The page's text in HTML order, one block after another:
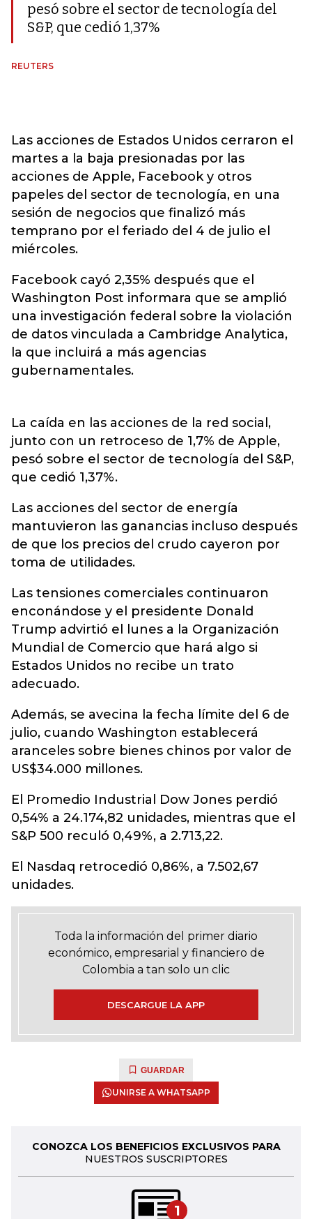
pesó sobre el sector de tecnología del
S&P, que cedió 1,37%
REUTERS
Las acciones de Estados Unidos cerraron el
martes a la baja presionadas por las
acciones de Apple, Facebook y otros
papeles del sector de tecnología, en una
sesión de negocios que finalizó más
temprano por el feriado del 4 de julio el
miércoles.
Facebook cayó 2,35% después que el
Washington Post informara que se amplió
una investigación federal sobre la violación
de datos vinculada a Cambridge Analytica,
la que incluirá a más agencias
gubernamentales.
La caída en las acciones de la red social,
junto con un retroceso de 1,7% de Apple,
pesó sobre el sector de tecnología del S&P,
que cedió 1,37%.
Las acciones del sector de energía
mantuvieron las ganancias incluso después
de que los precios del crudo cayeron por
toma de utilidades.
Las tensiones comerciales continuaron
enconándose y el presidente Donald
Trump advirtió el lunes a la Organización
Mundial de Comercio que hará algo si
Estados Unidos no recibe un trato
adecuado.
Además, se avecina la fecha límite del 6 de
julio, cuando Washington establecerá
aranceles sobre bienes chinos por valor de
US$34.000 millones.
El Promedio Industrial Dow Jones perdió
0,54% a 24.174,82 unidades, mientras que el
S&P 500 reculó 0,49%, a 2.713,22.
El Nasdaq retrocedió 0,86%, a 7.502,67
unidades.
Toda la información del primer diario
económico, empresarial y financiero de
Colombia a tan solo un clic
DESCARGUE LA APP
GUARDAR
UNIRSE A WHATSAPP
CONOZCA LOS BENEFICIOS EXCLUSIVOS PARA
NUESTROS SUSCRIPTORES
1